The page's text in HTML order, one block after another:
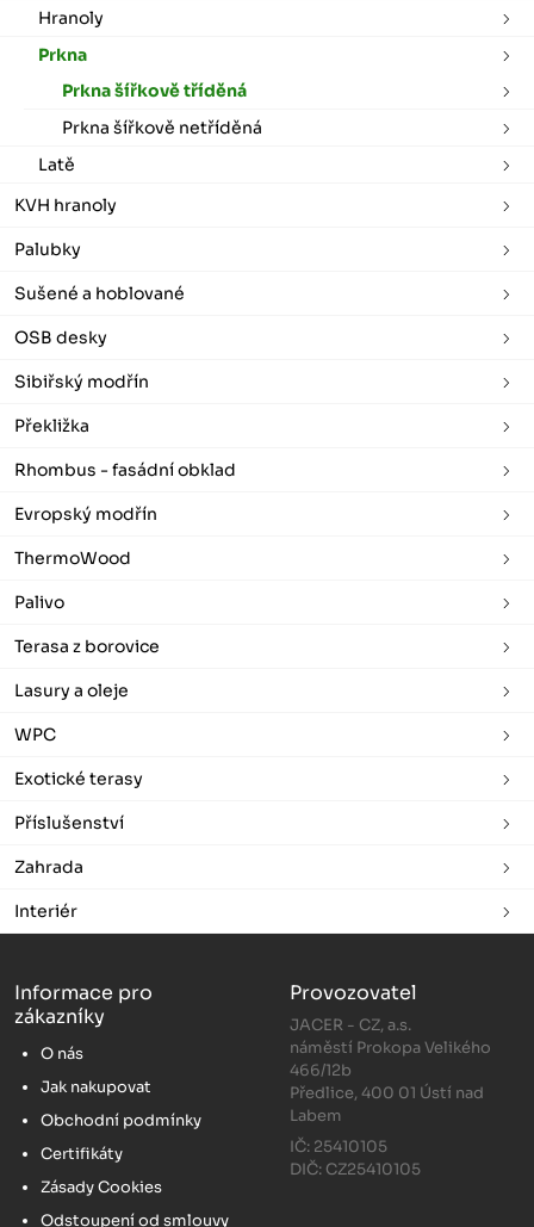
Hranoly
Prkna
Prkna šířkově tříděná
Prkna šířkově netříděná
Latě
KVH hranoly
Palubky
Sušené a hoblované
OSB desky
Sibiřský modřín
Překližka
Rhombus - fasádní obklad
Evropský modřín
ThermoWood
Palivo
Terasa z borovice
Lasury a oleje
WPC
Exotické terasy
Příslušenství
Zahrada
Interiér
Informace pro
zákazníky
O nás
Jak nakupovat
Obchodní podmínky
Certifikáty
Zásady Cookies
Odstoupení od smlouvy
Provozovatel
JACER - CZ, a.s.
náměstí Prokopa Velikého
466/12b
Předlice, 400 01 Ústí nad
Labem
IČ: 25410105
DIČ: CZ25410105